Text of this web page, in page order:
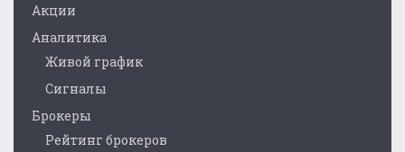
Акции
Аналитика
Живой график
Сигналы
Брокеры
Рейтинг брокеров